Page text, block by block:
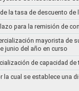
la tasa de descuento de
para la remisión de
mayorista de
junio del año en curso
de capacidad
cual se establece